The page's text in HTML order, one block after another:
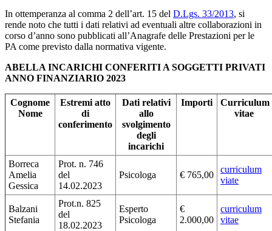
In ottemperanza al comma 2 dell’art. 15 del D.Lgs. 33/2013, si
rende noto che tutti i dati relativi ad eventuali altre collaborazioni in
corso d’anno sono pubblicati all’Anagrafe delle Prestazioni per le
PA come previsto dalla normativa vigente.
ABELLA INCARICHI CONFERITI A SOGGETTI PRIVATI
ANNO FINANZIARIO 2023
Cognome
Nome
Estremi atto
di
conferimento
Dati relativi
allo
svolgimento
degli
incarichi
Importi
Curriculum
vitae
Borreca
Amelia
Gessica
Prot. n. 746
del
14.02.2023
Psicologa € 765,00
curriculum
viate
Balzani
Stefania
Prot.n. 825
del
18.02.2023
Esperto
Psicologa
€
2.000,00
curriculum
vitae